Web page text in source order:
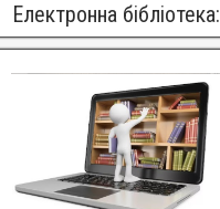
Електронна бібліотека: